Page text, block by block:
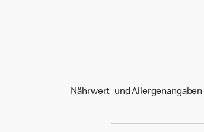
Nährwert- und